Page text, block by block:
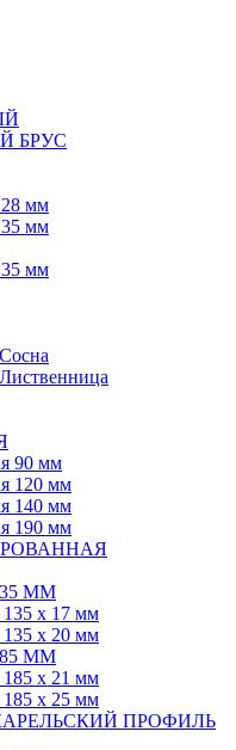
БРУС
28 мм
35 мм
35 мм
90 мм
120 мм
140 мм
190 мм
ММ
х 17 мм
х 20 мм
ММ
х 21 мм
х 25 мм
ПРОФИЛЬ